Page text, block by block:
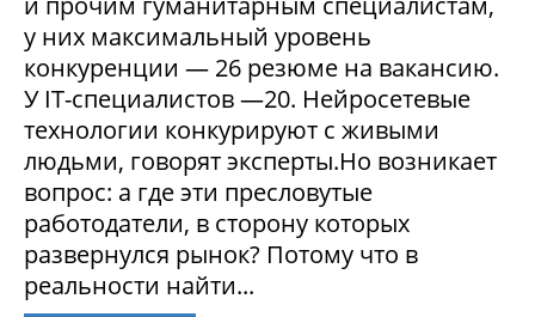
у них максимальный уровень
конкуренции — 26 резюме на вакансию.
У IT-специалистов —20. Нейросетевые
технологии конкурируют с живыми
людьми, говорят эксперты.Но возникает
вопрос: а где эти пресловутые
работодатели, в сторону которых
развернулся рынок? Потому что в
реальности найти...